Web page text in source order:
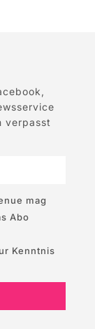
verpasst
mag
Abo
Kenntnis